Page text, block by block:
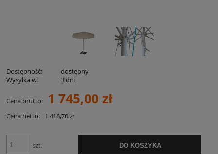
Dostępność:
dostępny
Wysyłka w:
3 dni
Cena brutto: 1 745,00 zł
Cena netto: 1 418,70 zł
szt. DO KOSZYKA